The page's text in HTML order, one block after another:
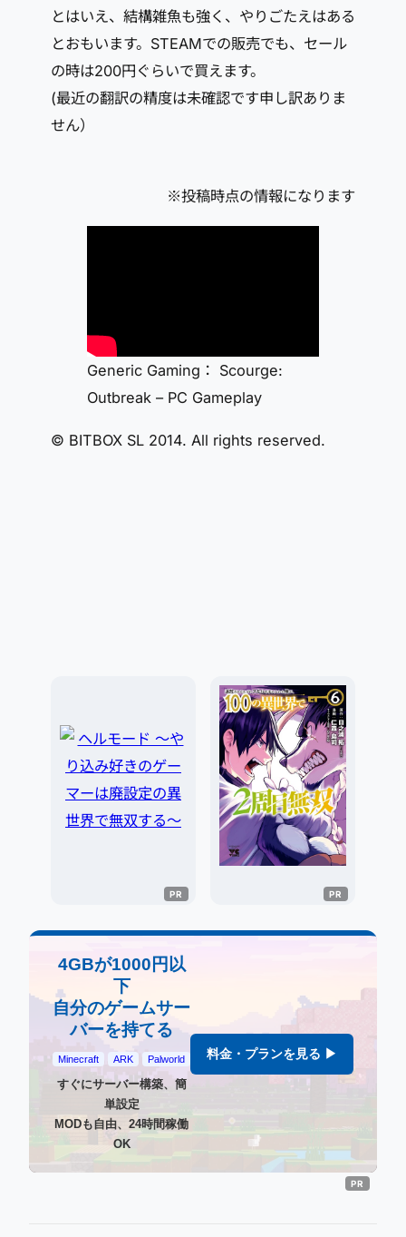
とはいえ、結構雑魚も強く、やりごたえはある
とおもいます。STEAMでの販売でも、セール
の時は200円ぐらいで買えます。
(最近の翻訳の精度は未確認です申し訳ありま
せん）
※投稿時点の情報になります
Generic Gaming： Scourge:
Outbreak – PC Gameplay
© BITBOX SL 2014. All rights reserved.
4GBが1000円以
下
自分のゲームサー
バーを持てる
Minecraft ARK Palworld
すぐにサーバー構築、簡
単設定
MODも自由、24時間稼働
OK
料金・プランを見る ▶